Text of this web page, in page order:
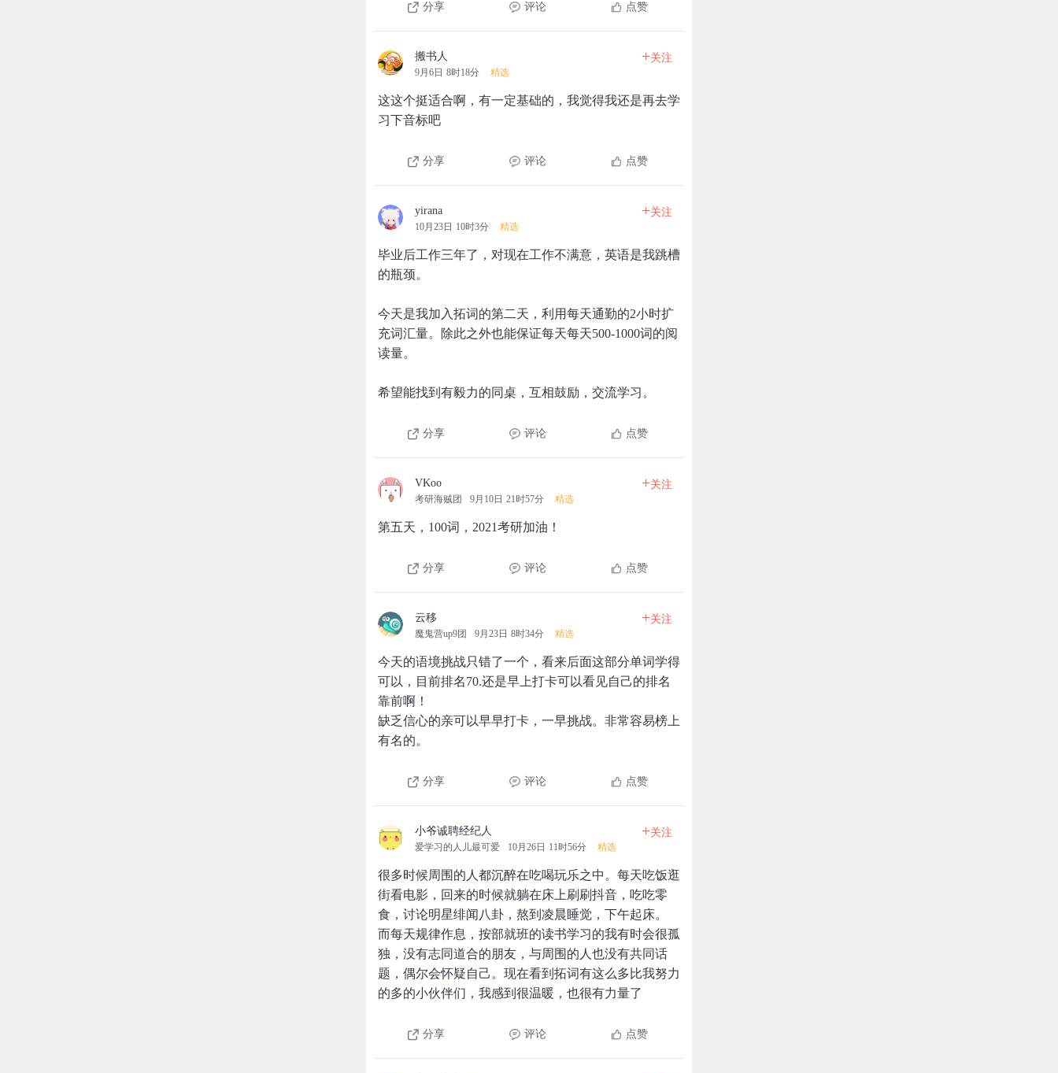
分享 评论 点赞
搬书人
9月6日 8时18分 精选
+关注
这这个挺适合啊，有一定基础的，我觉得我还是再去学
习下音标吧
分享 评论 点赞
yirana
10月23日 10时3分 精选
+关注
毕业后工作三年了，对现在工作不满意，英语是我跳槽
的瓶颈。
今天是我加入拓词的第二天，利用每天通勤的2小时扩
充词汇量。除此之外也能保证每天每天500-1000词的阅
读量。
希望能找到有毅力的同桌，互相鼓励，交流学习。
分享 评论 点赞
VKoo
考研海贼团 9月10日 21时57分 精选
+关注
第五天，100词，2021考研加油！
分享 评论 点赞
云移
魔鬼营up9团 9月23日 8时34分 精选
+关注
今天的语境挑战只错了一个，看来后面这部分单词学得
可以，目前排名70.还是早上打卡可以看见自己的排名
靠前啊！
缺乏信心的亲可以早早打卡，一早挑战。非常容易榜上
有名的。
分享 评论 点赞
小爷诚聘经纪人
爱学习的人儿最可爱 10月26日 11时56分 精选
+关注
很多时候周围的人都沉醉在吃喝玩乐之中。每天吃饭逛
街看电影，回来的时候就躺在床上刷刷抖音，吃吃零
食，讨论明星绯闻八卦，熬到凌晨睡觉，下午起床。
而每天规律作息，按部就班的读书学习的我有时会很孤
独，没有志同道合的朋友，与周围的人也没有共同话
题，偶尔会怀疑自己。现在看到拓词有这么多比我努力
的多的小伙伴们，我感到很温暖，也很有力量了
分享 评论 点赞